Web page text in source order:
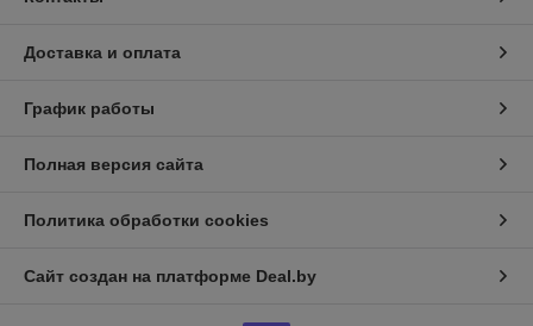
Доставка и оплата
График работы
Полная версия сайта
Политика обработки cookies
Сайт создан на платформе Deal.by